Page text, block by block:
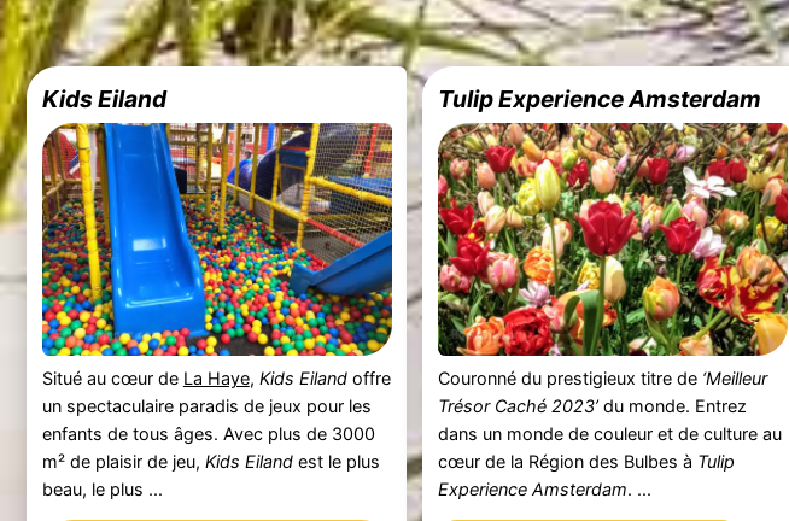
Kids Eiland
Situé au cœur de La Haye, Kids Eilandoffre
un spectaculaire paradis de jeux pour les
enfants de tous âges. Avec plus de 3000
m² de plaisir de jeu, Kids Eilandest le plus
beau, le plus ...
Tulip Experience Amsterdam
Couronné du prestigieux titre de ‘Meilleur
Trésor Caché 2023’du monde. Entrez
dans un monde de couleur et de culture au
cœur de la Région des Bulbes à Tulip
Experience Amsterdam. ...